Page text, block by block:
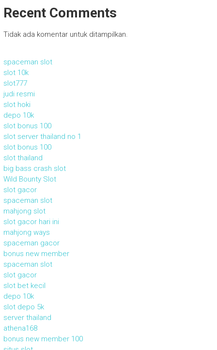
Recent Comments
Tidak ada komentar untuk ditampilkan.
spaceman slot
slot 10k
slot777
judi resmi
slot hoki
depo 10k
slot bonus 100
slot server thailand no 1
slot bonus 100
slot thailand
big bass crash slot
Wild Bounty Slot
slot gacor
spaceman slot
mahjong slot
slot gacor hari ini
mahjong ways
spaceman gacor
bonus new member
spaceman slot
slot gacor
slot bet kecil
depo 10k
slot depo 5k
server thailand
athena168
bonus new member 100